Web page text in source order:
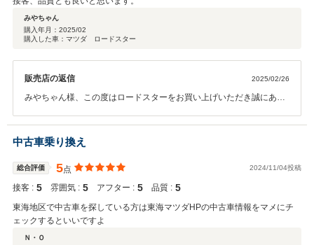
みやちゃん
購入年月： 2025/02
購入した車：マツダ ロードスター
販売店の返信 2025/02/26
みやちゃん様、この度はロードスターをお買い上げいただき誠にあり
ます。今後のアフターメンテナンスもお任せいただけるよう店舗スタ
ッフ一同でみやちゃん様のカーライフをサポート致します。末永いお
付き合いをどうぞ宜しくお願い申し上げます。 東海マツダ販売株式
会社 豊川店 スタッフ一同
中古車乗り換え
総合評価 5点 2024/11/04投稿
接客 : 5 雰囲気 : 5 アフター : 5 品質 : 5
東海地区で中古車を探している方は東海マツダHPの中古車情報をマメにチ
ェックするといいですよ
Ｎ・Ｏ